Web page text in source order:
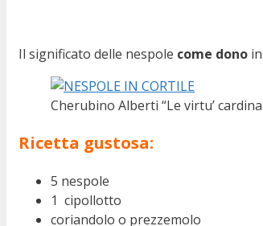
Il significato delle nespole come dono
Cherubino Alberti “Le virtu’
Ricetta gustosa:
5 nespole
1 cipollotto
coriandolo o prezzemolo